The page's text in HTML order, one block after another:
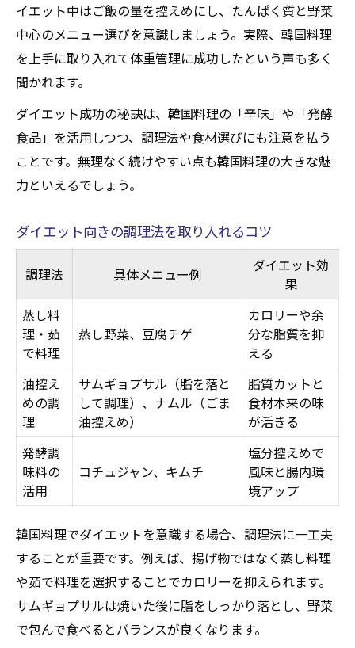
イエット中はご飯の量を控えめにし、たんぱく質と野菜
中心のメニュー選びを意識しましょう。実際、韓国料理
を上手に取り入れて体重管理に成功したという声も多く
聞かれます。
ダイエット成功の秘訣は、韓国料理の「辛味」や「発酵
食品」を活用しつつ、調理法や食材選びにも注意を払う
ことです。無理なく続けやすい点も韓国料理の大きな魅
力といえるでしょう。
ダイエット向きの調理法を取り入れるコツ
調理法 具体メニュー例
ダイエット効
果
蒸し料
理・茹
で料理
蒸し野菜、豆腐チゲ
カロリーや余
分な脂質を抑
える
油控え
めの調
理
サムギョプサル（脂を落と
して調理）、ナムル（ごま
油控えめ）
脂質カットと
食材本来の味
が活きる
発酵調
味料の
活用
コチュジャン、キムチ
塩分控えめで
風味と腸内環
境アップ
韓国料理でダイエットを意識する場合、調理法に一工夫
することが重要です。例えば、揚げ物ではなく蒸し料理
や茹で料理を選択することでカロリーを抑えられます。
サムギョプサルは焼いた後に脂をしっかり落とし、野菜
で包んで食べるとバランスが良くなります。